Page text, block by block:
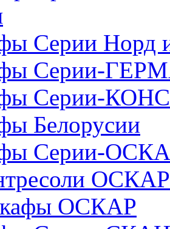
Серии
Серии-
Серии-
Белорусии
Серии-
ОСКАР
ОСКАР